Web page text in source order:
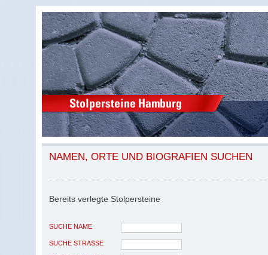
NAMEN, ORTE UND BIOGRAFIEN SUCHEN
Bereits verlegte Stolpersteine
SUCHE NAME
SUCHE STRASSE